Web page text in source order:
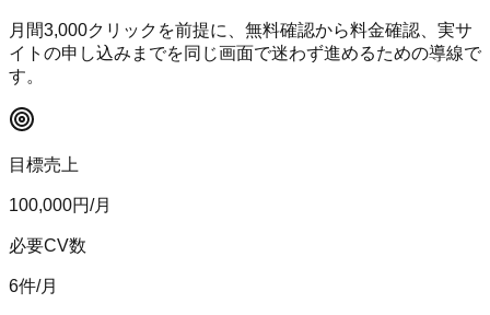
月間3,000クリックを前提に、無料確認から料金確認、実サ
イトの申し込みまでを同じ画面で迷わず進めるための導線で
す。
目標売上
100,000円/月
必要CV数
6件/月